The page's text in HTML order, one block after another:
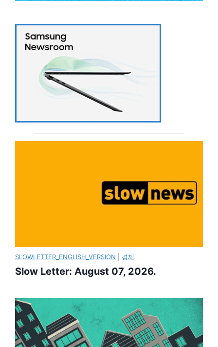
SLOWLETTER_ENGLISH_VERSION 경제
Slow Letter: August 07, 2026.